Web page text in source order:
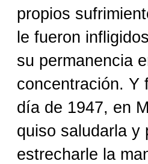
propios
le fueron
su permanencia
concentración. Y
día de 1947, en
quiso saludarla y
estrecharle la